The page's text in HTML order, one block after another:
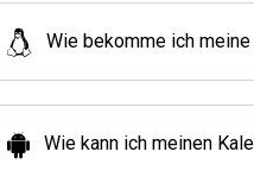
Wie bekomme ich
Wie kann ich meinen